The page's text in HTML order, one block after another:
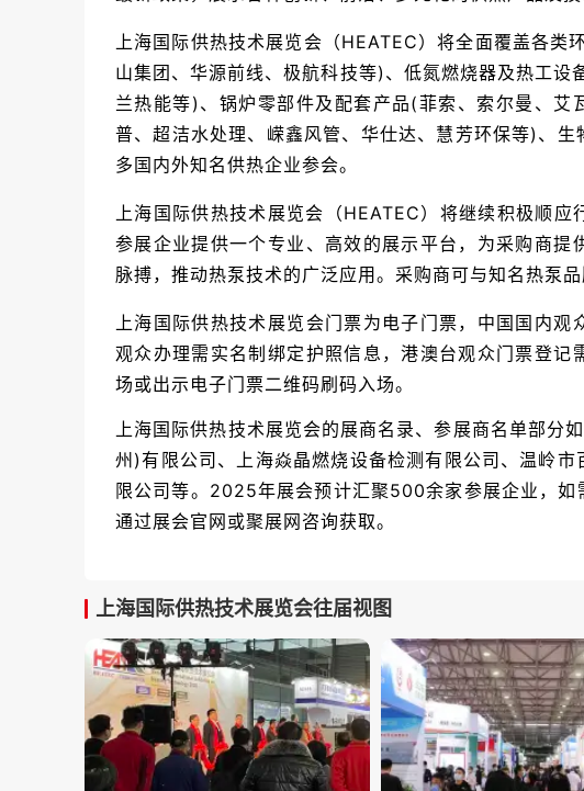
上海国际供热技术展览会（HEATEC）将全面覆盖各类
山集团、华源前线、极航科技等)、低氮燃烧器及热工
兰热能等)、锅炉零部件及配套产品(菲索、索尔曼、
普、超洁水处理、嵘鑫风管、华仕达、慧芳环保等)、
多国内外知名供热企业参会。
上海国际供热技术展览会（HEATEC）将继续积极顺应
参展企业提供一个专业、高效的展示平台，为采购商
脉搏，推动热泵技术的广泛应用。采购商可与知名热泵
上海国际供热技术展览会门票为电子门票，中国国内
观众办理需实名制绑定护照信息，港澳台观众门票登
场或出示电子门票二维码刷码入场。
上海国际供热技术展览会的展商名录、参展商名单部分
州)有限公司、上海焱晶燃烧设备检测有限公司、温岭
限公司等。2025年展会预计汇聚500余家参展企业，
通过展会官网或聚展网咨询获取。
上海国际供热技术展览会往届视图